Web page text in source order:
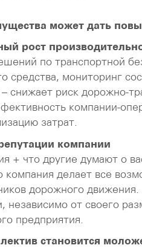
может дать
рост
по транспортной
средства, мониторинг
снижает риск дорожно-
компании-
затрат.
компании
+ что другие думают о
компания делает все
дорожного
независимо от своего
предприятия.
становится